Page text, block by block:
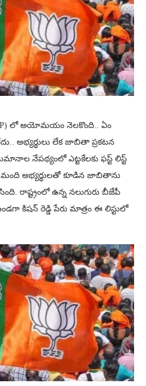
లో అయోమయం నెలకొంది.. ఏం
అభ్యర్థులు లేక జాబితా ప్రకటన
నేపథ్యంలో ఎట్టకేలకు ఫస్ట్ లిస్ట్
మంది అభ్యర్థులతో కూడిన జాబితాను
రాష్ట్రంలో ఉన్న నలుగురు బీజేపీ
కిషన్ రెడ్డి పేరు మాత్రం ఈ లిస్టులో